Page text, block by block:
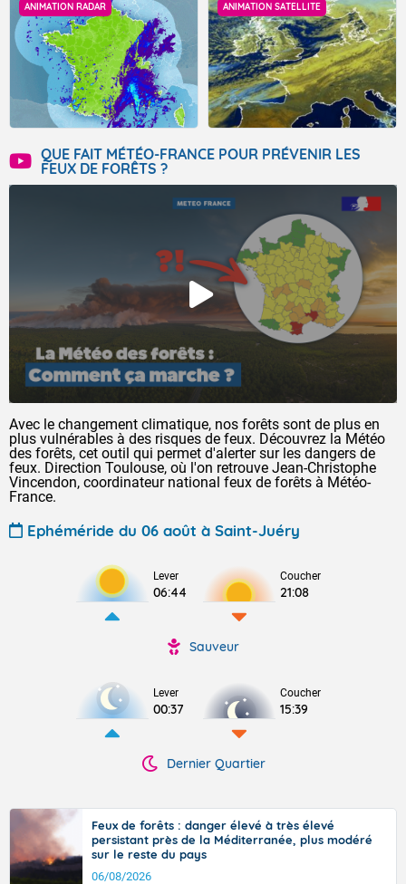
ANIMATION RADAR ANIMATION SATELLITE
QUE FAIT MÉTÉO-FRANCE POUR PRÉVENIR LES
FEUX DE FORÊTS ?
Avec le changement climatique, nos forêts sont de plus en
plus vulnérables à des risques de feux. Découvrez la Météo
des forêts, cet outil qui permet d'alerter sur les dangers de
feux. Direction Toulouse, où l'on retrouve Jean-Christophe
Vincendon, coordinateur national feux de forêts à Météo-
France.
Ephéméride du 06 août à Saint-Juéry
Lever
06:44
Coucher
21:08
Sauveur
Lever
00:37
Coucher
15:39
Dernier Quartier
Feux de forêts : danger élevé à très élevé
persistant près de la Méditerranée, plus modéré
sur le reste du pays
06/08/2026